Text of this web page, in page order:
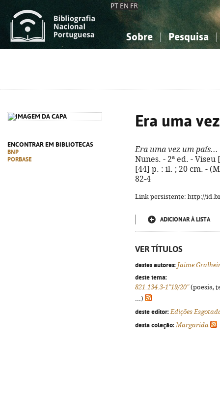
PT EN FR
Sobre Pesquisa
ENCONTRAR EM BIBLIOTECAS
BNP
PORBASE
Era uma
Era uma vez um país...
Nunes. - 2ª ed. - Viseu
[44] p. : il. ; 20 cm. -
82-4
Link persistente: http://
ADICIONAR À LISTA
VER TÍTULOS
destes autores: Jaime
deste tema:
821.134.3-1"19/20"(poesia,
...)
deste editor: Edições
desta coleção: Margarida